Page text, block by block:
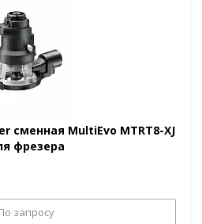
сменная MultiEvo MTRT8-XJ
фрезера
запросу